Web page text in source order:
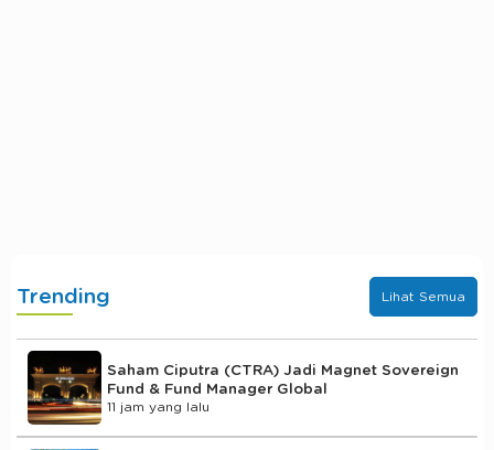
Trending Lihat Semua
Saham Ciputra (CTRA) Jadi Magnet Sovereign
Fund & Fund Manager Global
11 jam yang lalu